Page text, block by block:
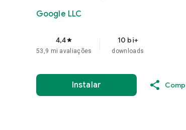
Google LLC
4,4star
53,9 mi avaliações
10 bi+
downloads
Instalar